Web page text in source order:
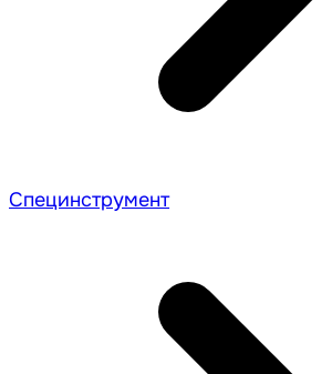
Специнструмент